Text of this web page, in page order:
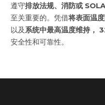
遵守排放法规、消防或
至关重要的。凭借将表面温
以及 系统中最高温度维持，
安全性和可靠性。